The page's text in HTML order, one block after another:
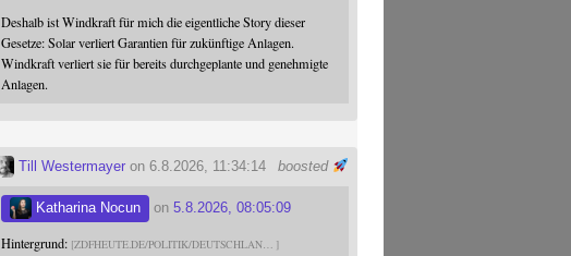
Deshalb ist Windkraft für mich die eigentliche Story dieser
Gesetze: Solar verliert Garantien für zukünftige Anlagen.
Windkraft verliert sie für bereits durchgeplante und genehmigte
Anlagen.
boosted
Till Westermayer on 6.8.2026, 11:34:14
Katharina Nocun on5.8.2026, 08:05:09
Hintergrund: ZDFHEUTE.DE/POLITIK/DEUTSCHLAN